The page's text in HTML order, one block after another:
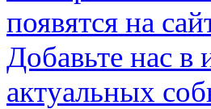
появятся на
Добавьте нас в
актуальных